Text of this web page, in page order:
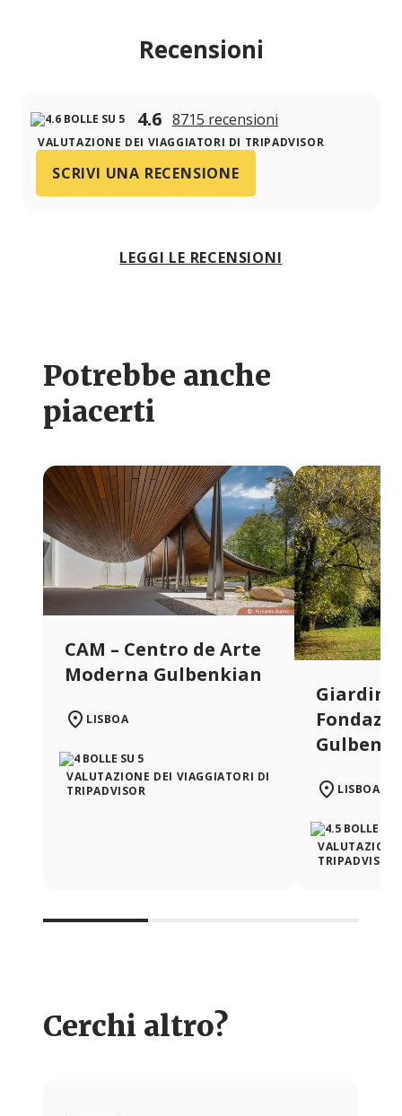
Recensioni
4.6 8715 recensioni
VALUTAZIONE DEI VIAGGIATORI DI TRIPADVISOR
SCRIVI UNA RECENSIONE
LEGGI LE RECENSIONI
Potrebbe anche
piacerti
CAM – Centro de Arte
Moderna Gulbenkian
LISBOA
VALUTAZIONE DEI VIAGGIATORI DI
TRIPADVISOR
LISBOA
TRIPADVISOR
Cerchi altro?